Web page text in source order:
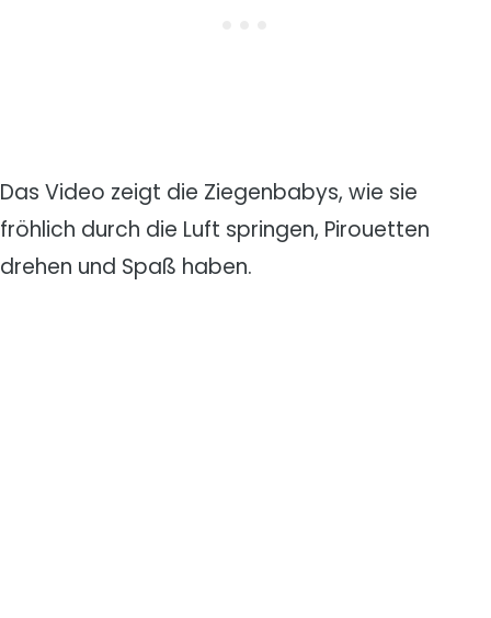
Das Video zeigt die Ziegenbabys, wie sie
fröhlich durch die Luft springen, Pirouetten
drehen und Spaß haben.